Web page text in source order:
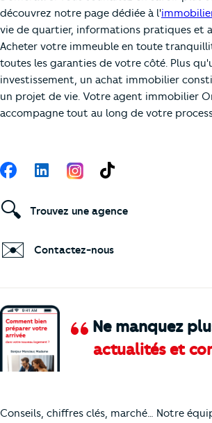
découvrez notre page dédiée à l'
vie de quartier, informations pratiques et
Acheter votre immeuble en toute
toutes les garanties de votre côté. Plus
investissement, un achat immobilier
un projet de vie. Votre agent immobilier
accompagne tout au long de votre
Ne manquez
actualités et
Conseils, chiffres clés, marché… Notre
Suivez-nous
FacebookLinkedIn TikTok
🔍 Trouvez une agence
✉️ Contactez-nous